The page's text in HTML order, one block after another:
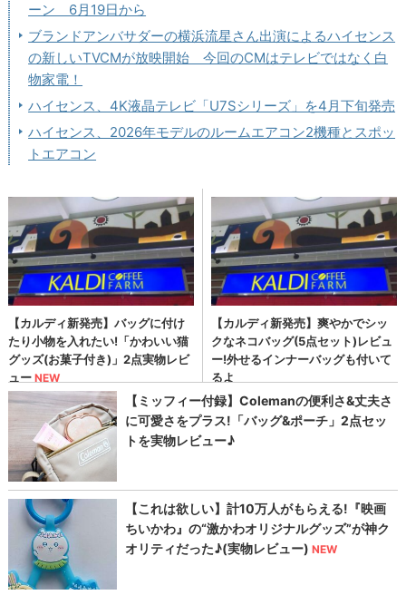
ーン 6月19日から
ブランドアンバサダーの横浜流星さん出演によるハイセンス
の新しいTVCMが放映開始 今回のCMはテレビではなく白
物家電！
ハイセンス、4K液晶テレビ「U7Sシリーズ」を4月下旬発売
ハイセンス、2026年モデルのルームエアコン2機種とスポッ
トエアコン